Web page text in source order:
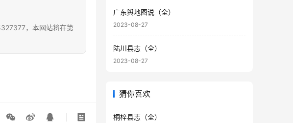
，本网站将在第
广东舆地图说（全）
2023-08-27
陆川县志（全）
2023-08-27
猜你喜欢
桐梓县志（全）